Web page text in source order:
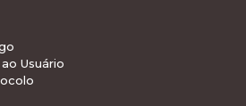
Usuário